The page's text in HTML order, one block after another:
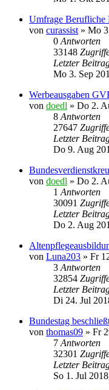
Umfrage Berufliche
von curassist » Mo
0 Antworten
33148
Letzter
Mo 3. Sep
Werbeausgaben
von doedl » Do 2.
8 Antworten
27647
Letzter
Do 9. Aug
von doedl » Do 2.
1 Antworten
30091
Letzter
Do 2. Aug
von Luna203 » Fr
3 Antworten
32854
Letzter
Di 24. Jul
Bundestag
von thomas09 » Fr
7 Antworten
32301
Letzter
So 1. Jul